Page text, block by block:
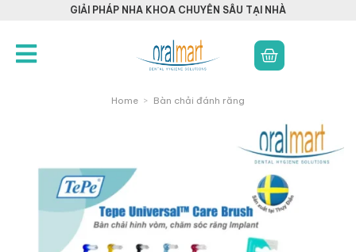
GIẢI PHÁP NHA KHOA CHUYÊN SÂU TẠI NHÀ
Home > Bàn chải đánh răng